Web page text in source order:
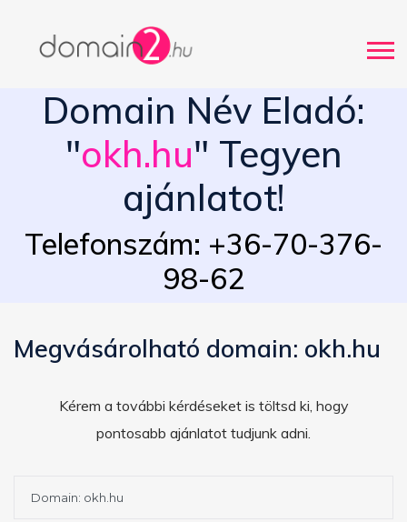
Domain Név Eladó:
"okh.hu" Tegyen
ajánlatot!
Telefonszám: +36-70-376-
98-62
Megvásárolható domain: okh.hu
Kérem a további kérdéseket is töltsd ki, hogy
pontosabb ajánlatot tudjunk adni.